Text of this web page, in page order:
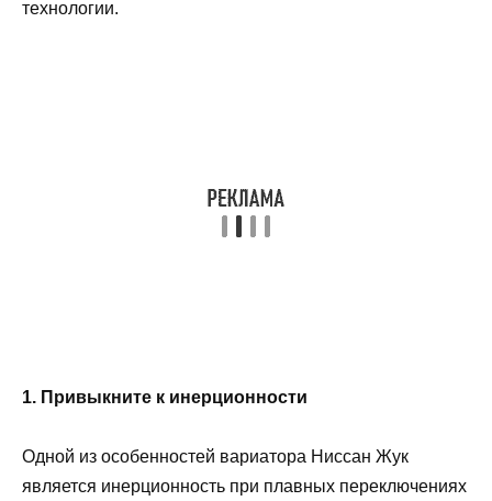
технологии.
1. Привыкните к инерционности
Одной из особенностей вариатора Ниссан Жук
является инерционность при плавных переключениях